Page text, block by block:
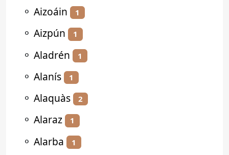
⚬ Aizoáin 1
⚬ Aizpún 1
⚬ Aladrén 1
⚬ Alanís 1
⚬ Alaquàs 2
⚬ Alaraz 1
⚬ Alarba 1